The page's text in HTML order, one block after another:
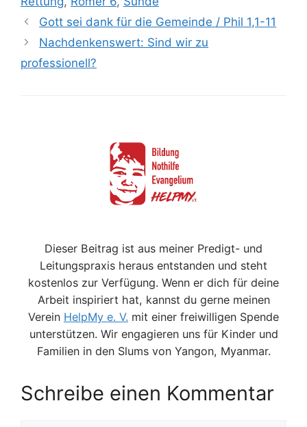
Gott sei dank für die Gemeinde / Phil 1,1-11
Nachdenkenswert: Sind wir zu
professionell?
Dieser Beitrag ist aus meiner Predigt- und
Leitungspraxis heraus entstanden und steht
kostenlos zur Verfügung. Wenn er dich für deine
Arbeit inspiriert hat, kannst du gerne meinen
Verein HelpMy e. V. mit einer freiwilligen Spende
unterstützen. Wir engagieren uns für Kinder und
Familien in den Slums von Yangon, Myanmar.
Schreibe einen Kommentar